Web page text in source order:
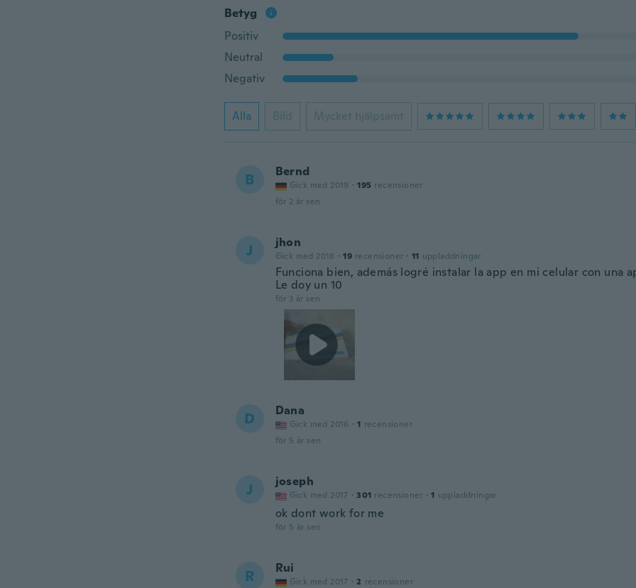
Betyg
Positiv
Neutral
Negativ
Alla Bild Mycket hjälpsamt
B Bernd
Gick med 2019 · 195 recensioner
för 2 år sen
J jhon
Gick med 2018 · 19 recensioner · 11 uppladdningar
Funciona bien, además logré instalar la app en mi celular con una
Le doy un 10
för 3 år sen
D Dana
Gick med 2016 · 1 recensioner
för 5 år sen
J joseph
Gick med 2017 · 301 recensioner · 1 uppladdningar
ok dont work for me
för 5 år sen
R Rui
Gick med 2017 · 2 recensioner